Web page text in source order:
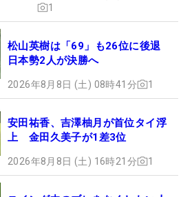
1
松山英樹は「69」も26位に後退
日本勢2人が決勝へ
2026年8月8日 (土) 08時41分 1
安田祐香、吉澤柚月が首位タイ浮
上 金田久美子が1差3位
2026年8月8日 (土) 16時21分 1